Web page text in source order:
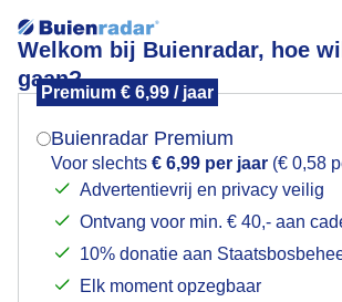
Welkom bij Buienradar, hoe
gaan?
Premium € 6,99 / jaar
Buienradar Premium
Voor slechts € 6,99 per jaar (€ 0,58
Advertentievrij en privacy veilig
Ontvang voor min. € 40,- aan
10% donatie aan
Elk moment opzegbaar
Wolken, wat zon en matige wind in
Mogen we je locatie
Indien je hier nog geen akkoord op
verschijnt er zo een pop-up uit je